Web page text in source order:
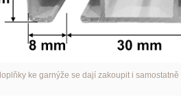
ke garnýže se dají zakoupit i samostatně